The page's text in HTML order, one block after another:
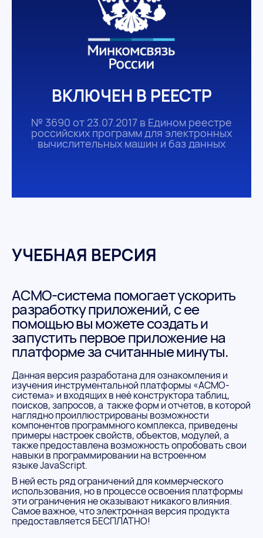
ВКЛЮЧЕН В РЕЕСТР
№ 3690 от 23.07.2017 в Едином реестре
российских программ для электронных
вычислительных машин и баз данных
УЧЕБНАЯ ВЕРСИЯ
АСМО-система помогает ускорить
разработку приложений, с ее
помощью вы можете создать и
запустить первое приложение на
платформе за считанные минуты.
Данная версия разработана для ознакомления и
изучения инструментальной платформы «АСМО-
система» и входящих в неё конструктора таблиц,
поисков, запросов, а также форм и отчетов, в которой
наглядно проиллюстрированы возможности
компонентов программного комплекса, приведены
примеры настроек свойств, объектов, модулей, а
также предоставлена возможность опробовать свои
навыки в программировании на встроенном
языке JavaScript.
В ней есть ряд ограничений для коммерческого
использования, но в процессе освоения платформы
эти ограничения не оказывают никакого влияния.
Самое важное, что электронная версия продукта
предоставляется БЕСПЛАТНО!